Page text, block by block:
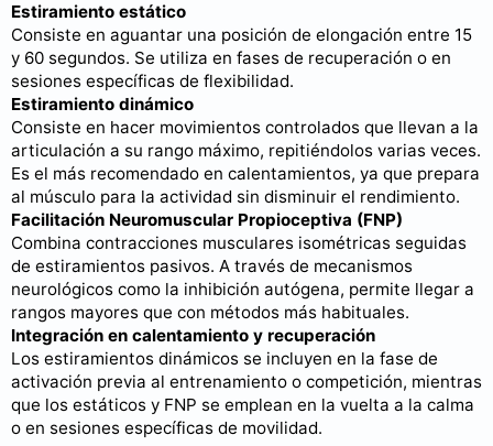
Estiramiento estático
Consiste en aguantar una posición de elongación entre 15
y 60 segundos. Se utiliza en fases de recuperación o en
sesiones específicas de flexibilidad.
Estiramiento dinámico
Consiste en hacer movimientos controlados que llevan a la
articulación a su rango máximo, repitiéndolos varias veces.
Es el más recomendado en calentamientos, ya que prepara
al músculo para la actividad sin disminuir el rendimiento.
Facilitación Neuromuscular Propioceptiva (FNP)
Combina contracciones musculares isométricas seguidas
de estiramientos pasivos. A través de mecanismos
neurológicos como la inhibición autógena, permite llegar a
rangos mayores que con métodos más habituales.
Integración en calentamiento y recuperación
Los estiramientos dinámicos se incluyen en la fase de
activación previa al entrenamiento o competición, mientras
que los estáticos y FNP se emplean en la vuelta a la calma
o en sesiones específicas de movilidad.